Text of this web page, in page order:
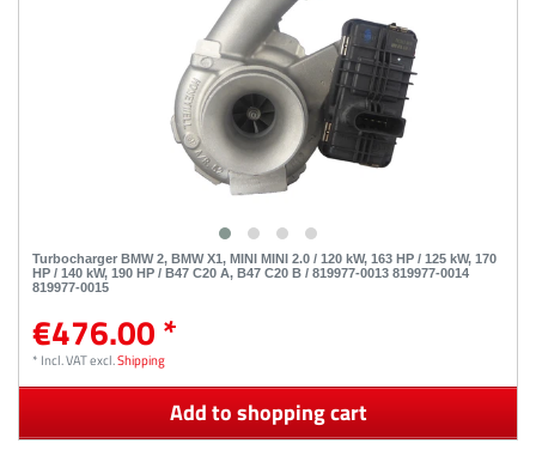
Turbocharger BMW 2, BMW X1, MINI MINI 2.0 / 120 kW, 163 HP / 125 kW, 170
HP / 140 kW, 190 HP / B47 C20 A, B47 C20 B / 819977-0013 819977-0014
819977-0015
€476.00 *
* Incl. VATexcl.Shipping
Add to shopping cart